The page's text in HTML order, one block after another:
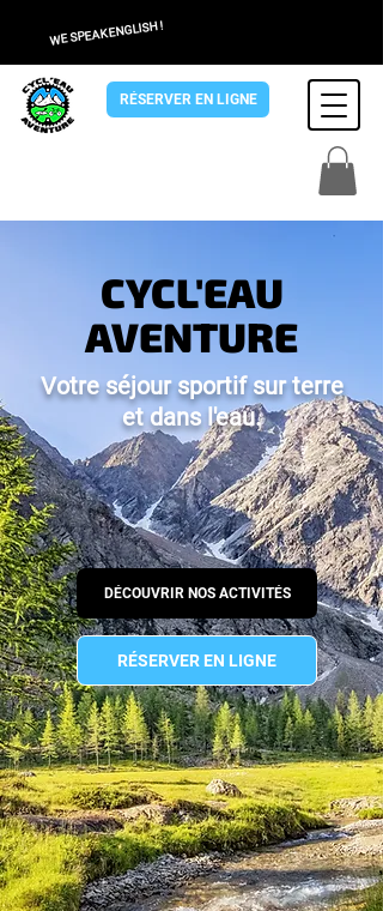
WE SPEAK ENGLISH !
RÉSERVER EN LIGNE
CYCL'EAU
AVENTURE
Votre séjour sportif sur terre
et dans l'eau.
DÉCOUVRIR NOS ACTIVITÉS
RÉSERVER EN LIGNE